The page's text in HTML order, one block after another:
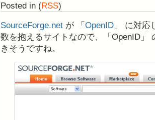
Posted in (RSS)
SourceForge.net が 「 OpenID 」 に対
数を抱えるサイトなので、「OpenID」
きそうですね。